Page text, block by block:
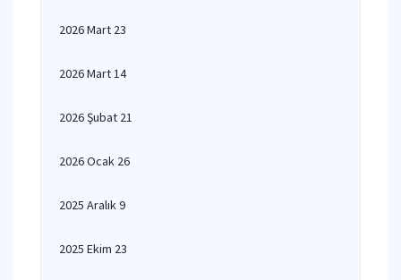
2026 Mart 23
2026 Mart 14
2026 Şubat 21
2026 Ocak 26
2025 Aralık 9
2025 Ekim 23